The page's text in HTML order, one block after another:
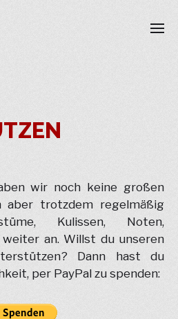
wir noch keine großen
aber trotzdem regelmäßig
Kulissen, Noten,
an. Willst du unseren
Dann hast du
per PayPal zu spenden: